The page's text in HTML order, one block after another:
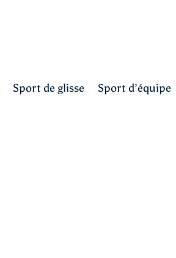
Sport de glisse Sport d’équipe